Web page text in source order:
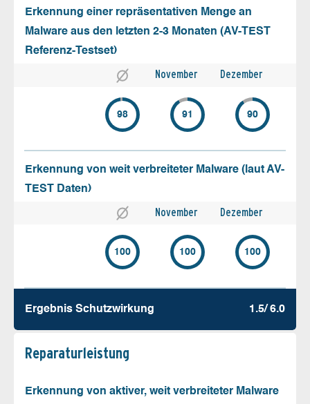
Erkennung einer repräsentativen Menge an
Malware aus den letzten 2-3 Monaten (AV-TEST
Referenz-Testset)
November Dezember
98 91 90
Erkennung von weit verbreiteter Malware (laut AV-
TEST Daten)
November Dezember
100 100 100
Ergebnis Schutz­wirkung 1.5/ 6.0
Reparatur­leistung
Erkennung von aktiver, weit verbreiteter Malware